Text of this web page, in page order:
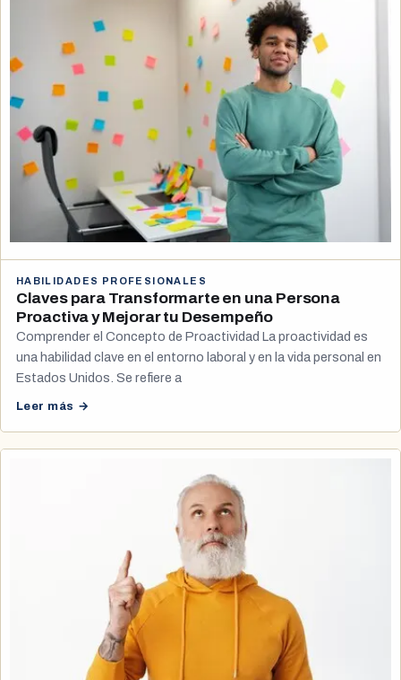
HABILIDADES PROFESIONALES
Claves para Transformarte en una Persona
Proactiva y Mejorar tu Desempeño
Comprender el Concepto de Proactividad La proactividad es
una habilidad clave en el entorno laboral y en la vida personal en
Estados Unidos. Se refiere a
Leer más →